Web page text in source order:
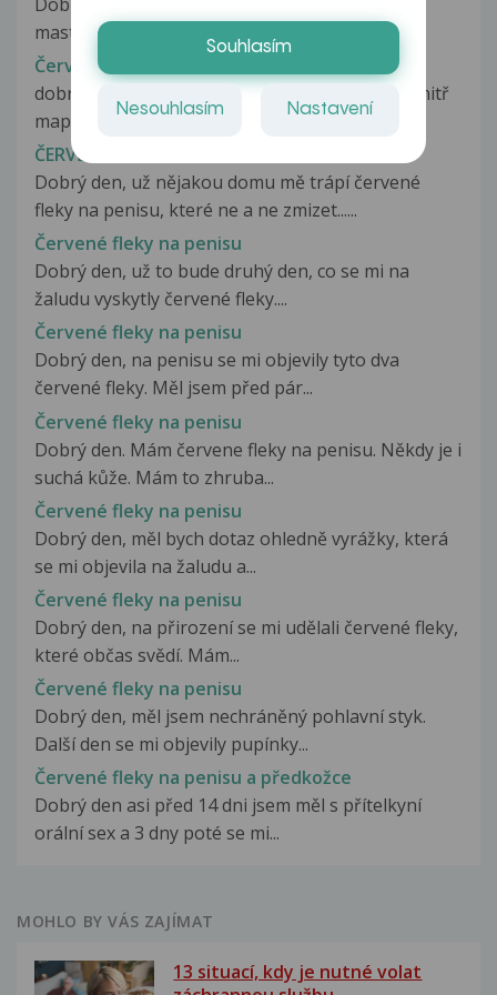
mastruboval pouzil som aj gel navecer...
Červené fleky na penisu
dobri den chci se zeptat manžel ma na udu vevnitř
mapu červenou neboli ho to...
ČERVĚNÉ FLEKY NA PENISU
Dobrý den, už nějakou domu mě trápí červené
fleky na penisu, které ne a ne zmizet......
Červené fleky na penisu
Dobrý den, už to bude druhý den, co se mi na
žaludu vyskytly červené fleky....
Červené fleky na penisu
Dobrý den, na penisu se mi objevily tyto dva
červené fleky. Měl jsem před pár...
Červené fleky na penisu
Dobrý den. Mám červene fleky na penisu. Někdy je i
suchá kůže. Mám to zhruba...
Červené fleky na penisu
Dobrý den, měl bych dotaz ohledně vyrážky, která
se mi objevila na žaludu a...
Červené fleky na penisu
Dobrý den, na přirození se mi udělali červené fleky,
které občas svědí. Mám...
Červené fleky na penisu
Dobrý den, měl jsem nechráněný pohlavní styk.
Další den se mi objevily pupínky...
Červené fleky na penisu a předkožce
Dobrý den asi před 14 dni jsem měl s přítelkyní
orální sex a 3 dny poté se mi...
MOHLO BY VÁS ZAJÍMAT
13 situací, kdy je nutné volat
Souhlasím
Nesouhlasím Nastavení